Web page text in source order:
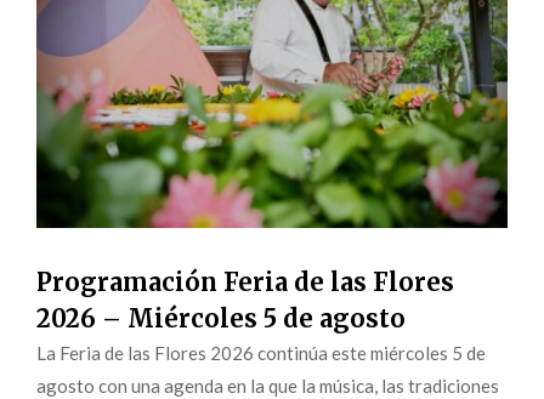
Programación Feria de las Flores
2026 – Miércoles 5 de agosto
La Feria de las Flores 2026 continúa este miércoles 5 de
agosto con una agenda en la que la música, las tradiciones